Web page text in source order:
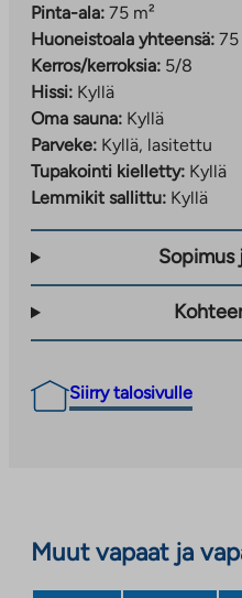
Pinta-ala: 75 m²
Huoneistoala yhteensä: 75
Kerros/kerroksia: 5/8
Hissi: Kyllä
Oma sauna: Kyllä
Parveke: Kyllä, lasitettu
Tupakointi kielletty: Kyllä
Lemmikit sallittu: Kyllä
Sopimus
Siirry talosivulle
Muut vapaat ja